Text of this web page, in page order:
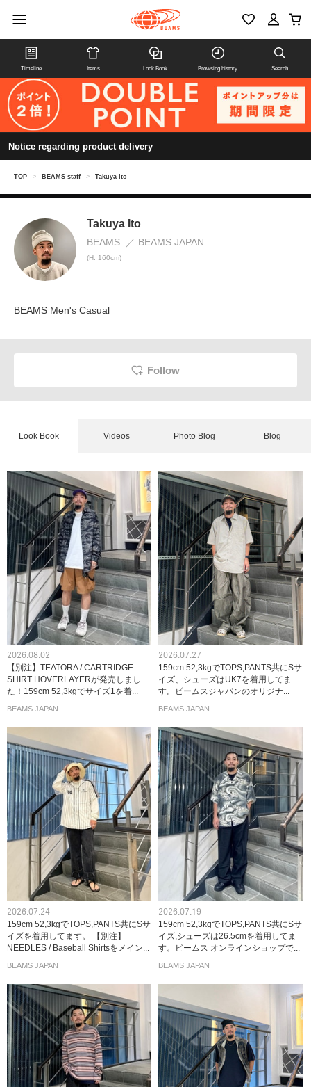
Timeline Items Look Book Browsing history Search
Notice regarding product delivery
TOP > BEAMS staff > Takuya Ito
Takuya Ito
BEAMS BEAMS JAPAN
(H: 160cm)
BEAMS Men's Casual
Follow
Look Book Videos Photo Blog Blog
2026.08.02
【別注】TEATORA / CARTRIDGE
SHIRT HOVERLAYERが発売しまし
た！159cm 52,3kgでサイズ1を着...
BEAMS JAPAN
2026.07.27
159cm 52,3kgでTOPS,PANTS共にSサ
イズ、シューズはUK7を着用してま
す。ビームスジャパンのオリジナ...
BEAMS JAPAN
2026.07.24
159cm 52,3kgでTOPS,PANTS共にSサ
イズを着用してます。 【別注】
NEEDLES / Baseball Shirtsをメイン...
BEAMS JAPAN
2026.07.19
159cm 52,3kgでTOPS,PANTS共にSサ
イズ,シューズは26.5cmを着用してま
す。ビームス オンラインショップで...
BEAMS JAPAN